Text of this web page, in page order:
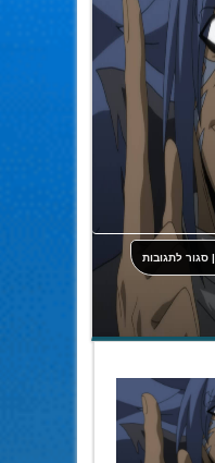
|סגור לתגובותעל
326-